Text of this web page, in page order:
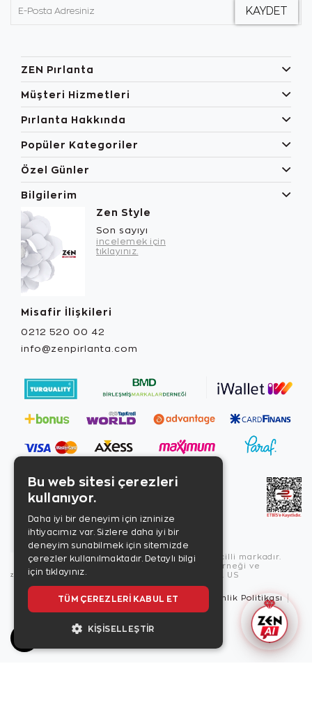
ZEN Pırlanta
Müşteri Hizmetleri
Pırlanta Hakkında
Popüler Kategoriler
Özel Günler
Bilgilerim
Zen Style
Son sayıyı
incelemek için
tıklayınız.
Misafir İlişkileri
0212 520 00 42
info@zenpirlanta.com
Copyright © 2026, Zen Diamond tescilli markadır.
Zen Diamond Birleşmiş Markalar Derneği ve
Turquality Destek Programı üyesidir. US
Kullanım Şartları Gizlilik İlkeleri
Güvenlik Politikası
Bu web sitesi çerezleri
kullanıyor.
Daha iyi bir deneyim için izninize
ihtiyacımız var. Sizlere daha iyi bir
deneyim sunabilmek için sitemizde
çerezler kullanılmaktadır. Detaylı bilgi
için tıklayınız.
TÜM ÇEREZLERI KABUL ET
KIŞISELLEŞTIR